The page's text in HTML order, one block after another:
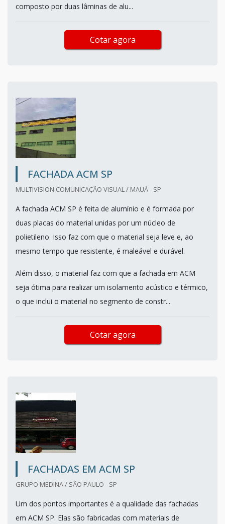
composto por duas lâminas de alu...
Cotar agora
FACHADA ACM SP
MULTIVISION COMUNICAÇÃO VISUAL / MAUÁ - SP
A fachada ACM SP é feita de alumínio e é formada por
duas placas do material unidas por um núcleo de
polietileno. Isso faz com que o material seja leve e, ao
mesmo tempo que resistente, é maleável e durável.
Além disso, o material faz com que a fachada em ACM
seja ótima para realizar um isolamento acústico e térmico,
o que inclui o material no segmento de constr...
Cotar agora
FACHADAS EM ACM SP
GRUPO MEDINA / SÃO PAULO - SP
Um dos pontos importantes é a qualidade das fachadas
em ACM SP. Elas são fabricadas com materiais de